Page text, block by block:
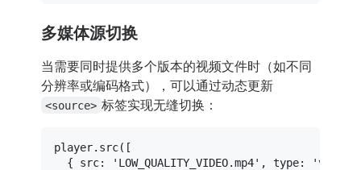
多媒体源切换
当需要同时提供多个版本的视频文件时（如不同
分辨率或编码格式），可以通过动态更新
<source> 标签实现无缝切换：
player. src([
  {
src: 'LOW_QUALITY_VIDEO.mp4' , type:
'video/